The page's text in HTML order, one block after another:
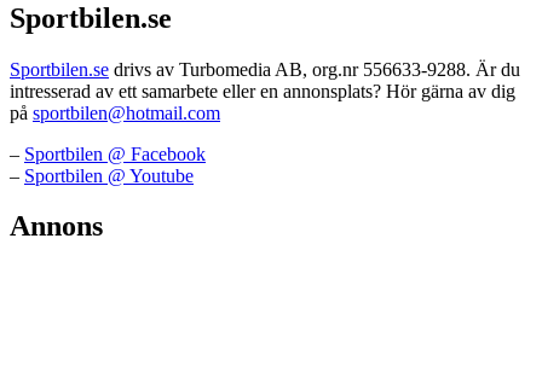
Sportbilen.se
Sportbilen.se drivs av Turbomedia AB, org.nr 556633-9288. Är du
intresserad av ett samarbete eller en annonsplats? Hör gärna av dig
på sportbilen@hotmail.com
– Sportbilen @ Facebook
– Sportbilen @ Youtube
Annons